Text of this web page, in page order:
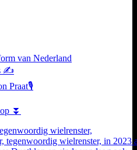
van Nederland
✍️
Praat🎙️
⏬
wielrenster,